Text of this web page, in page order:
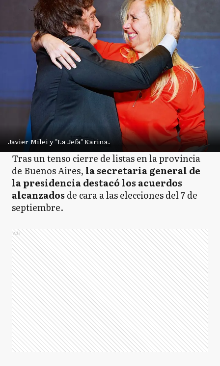
Javier Milei y "La Jefa" Karina.
Tras un tenso cierre de listas en la provincia
de Buenos Aires, la secretaria general de
la presidencia destacó los acuerdos
alcanzados de cara a las elecciones del 7 de
septiembre.
Ads